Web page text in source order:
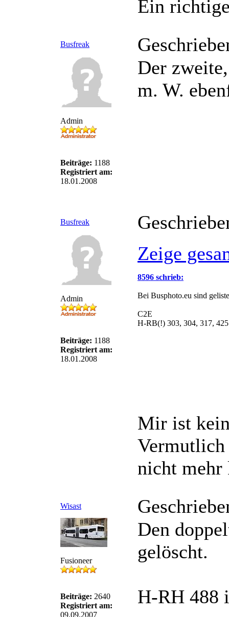
Ein
Busfreak
Admin
Beiträge: 1188
Registriert am:
18.01.2008
Der
m. W.
Busfreak
Admin
Beiträge: 1188
Registriert am:
18.01.2008
Zeige
8596 schrieb:
Bei Busphoto.eu sind
C2E
H-RB(!) 303, 304, 317,
Mir ist
Vermutlich
nicht mehr
Wisast
Fusioneer
Beiträge: 2640
Registriert am:
09.09.2007
Den
gelöscht.
H-RH 488